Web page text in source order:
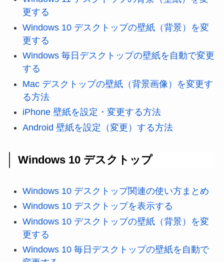
更する
Windows 10 デスクトップの壁紙（背景）を変
更する
Windows 毎日デスクトップの壁紙を自動で変更
する
Mac デスクトップの壁紙（背景画像）を変更す
る方法
iPhone 壁紙を設定・変更する方法
Android 壁紙を設定（変更）する方法
Windows 10 デスクトップ
Windows 10 デスクトップ関連の使い方まとめ
Windows 10 デスクトップを表示する
Windows 10 デスクトップの壁紙（背景）を変
更する
Windows 10 毎日デスクトップの壁紙を自動で